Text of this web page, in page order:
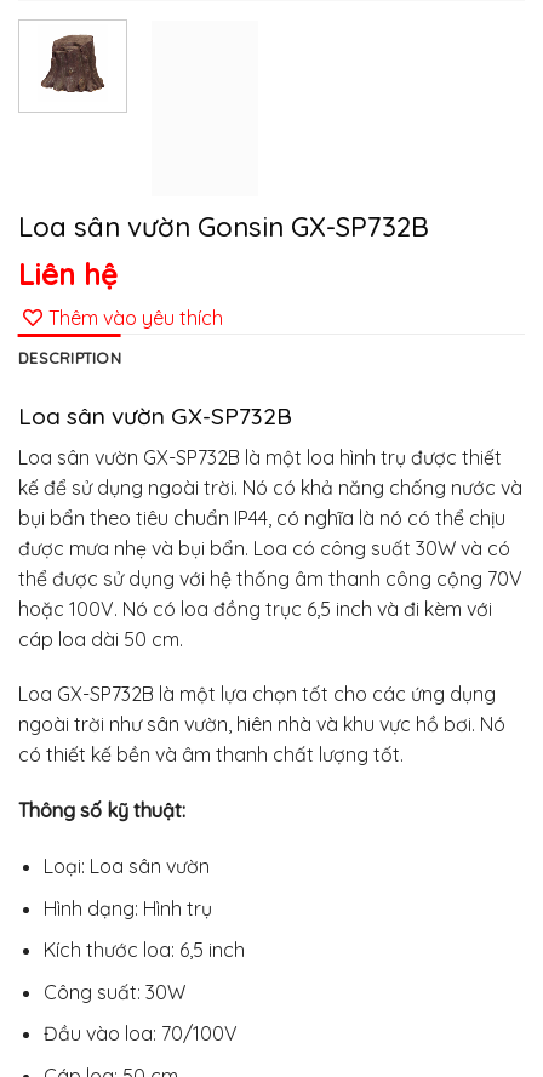
Loa sân vườn Gonsin GX-SP732B
Liên hệ
Thêm vào yêu thích
DESCRIPTION
Loa sân vườn GX-SP732B
Loa sân vườn GX-SP732B là một loa hình trụ được thiết
kế để sử dụng ngoài trời. Nó có khả năng chống nước và
bụi bẩn theo tiêu chuẩn IP44, có nghĩa là nó có thể chịu
được mưa nhẹ và bụi bẩn. Loa có công suất 30W và có
thể được sử dụng với hệ thống âm thanh công cộng 70V
hoặc 100V. Nó có loa đồng trục 6,5 inch và đi kèm với
cáp loa dài 50 cm.
Loa GX-SP732B là một lựa chọn tốt cho các ứng dụng
ngoài trời như sân vườn, hiên nhà và khu vực hồ bơi. Nó
có thiết kế bền và âm thanh chất lượng tốt.
Thông số kỹ thuật:
Loại: Loa sân vườn
Hình dạng: Hình trụ
Kích thước loa: 6,5 inch
Công suất: 30W
Đầu vào loa: 70/100V